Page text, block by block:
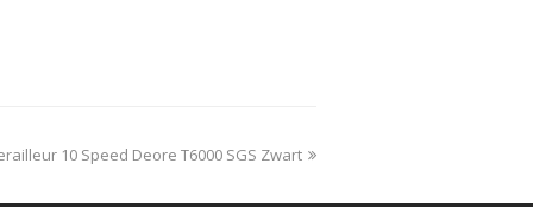
10 Speed Deore T6000 SGS Zwart